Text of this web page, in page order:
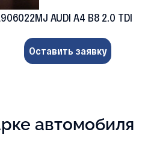
AUDI A4 B8 2.0 TDI
Оставить заявку
автомобиля